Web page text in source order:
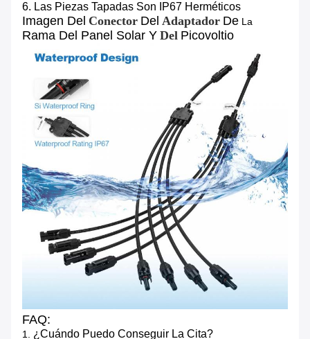
6. Las Piezas Tapadas Son IP67 Herméticos
Imagen Del Conector Del Adaptador De La
Rama Del Panel Solar Y Del Picovoltio
FAQ:
1. ¿Cuándo Puedo Conseguir La Cita?